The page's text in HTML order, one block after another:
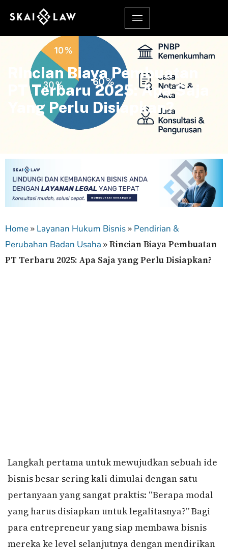
Rincian Biaya Pembuatan
PT Terbaru 2025: Apa Saja
Yang Perlu Disiapkan?
Home» Layanan Hukum Bisnis» Pendirian &
Perubahan Badan Usaha »Rincian Biaya Pembuatan
PT Terbaru 2025: Apa Saja yang Perlu Disiapkan?
Langkah pertama untuk mewujudkan sebuah ide
bisnis besar sering kali dimulai dengan satu
pertanyaan yang sangat praktis: “Berapa modal
yang harus disiapkan untuk legalitasnya?” Bagi
para entrepreneur yang siap membawa bisnis
mereka ke level selanjutnya dengan mendirikan